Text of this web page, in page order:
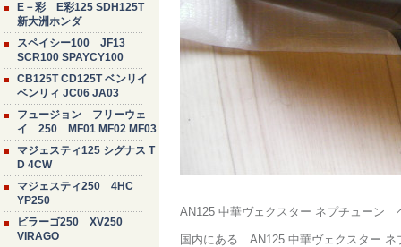
E－彩 E彩125 SDH125T
新大洲ホンダ
スペイシー100 JF13
SCR100 SPAYCY100
CB125T CD125T ベンリイ
ベンリィ JC06 JA03
フュージョン フリーウェ
イ 250 MF01 MF02 MF03
マジェスティ125 シグナス T
D 4CW
マジェスティ250 4HC
YP250
ビラーゴ250 XV250
VIRAGO
AN125 中華ヴェクスター ネプチュ
国内にある AN125 中華ヴェクスター